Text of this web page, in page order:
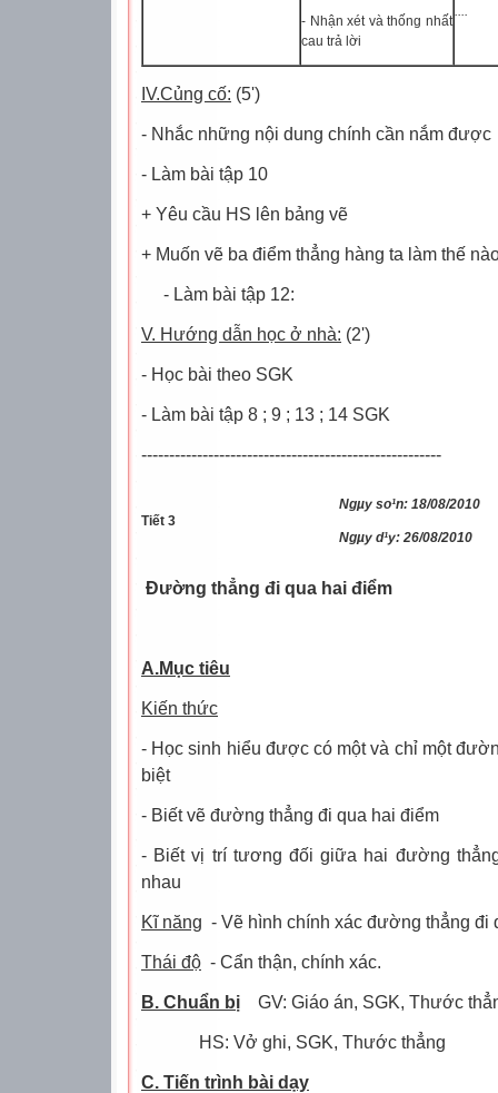
- Nhận xét và thống nhất
cau trả lời
....
IV.Củng cố: (5')
- Nhắc những nội dung chính cần nắm được
- Làm bài tập 10
+ Yêu cầu HS lên bảng vẽ
+ Muốn vẽ ba điểm thẳng hàng ta làm thế
- Làm bài tập 12:
V. Hướng dẫn học ở nhà: (2')
- Học bài theo SGK
- Làm bài tập 8 ; 9 ; 13 ; 14 SGK
------------------------------------------------------
Tiết 3
Ngµy so¹n: 18/08/2010
Ngµy d¹y: 26/08/2010
Đường thẳng đi qua hai điểm
A.Mục tiêu
Kiến thức
- Học sinh hiểu được có một và chỉ một
biệt
- Biết vẽ đường thẳng đi qua hai điểm
- Biết vị trí tương đối giữa hai đường
nhau
Kĩ năng - Vẽ hình chính xác đường thẳng đi
Thái độ - Cẩn thận, chính xác.
B. Chuẩn bị
GV: Giáo án, SGK, Thước
HS: Vở ghi, SGK, Thước thẳng
C. Tiến trình bài dạy